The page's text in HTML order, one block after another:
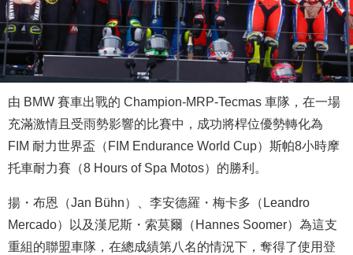
由 BMW 賽車出戰的 Champion-MRP-Tecmas 車隊，在一場
充滿激情且受雨勢影響的比賽中，成功將桿位優勢轉化為
FIM 耐力世界盃（FIM Endurance World Cup）斯帕8小時摩
托車耐力賽（8 Hours of Spa Motos）的勝利。
揚・布恩（Jan Bühn）、李安德羅・梅卡多（Leandro
Mercado）以及漢尼斯・索莫爾（Hannes Soomer）為這支
重組的聯盟車隊，在總成績第八名的情況下，奪得了使用登